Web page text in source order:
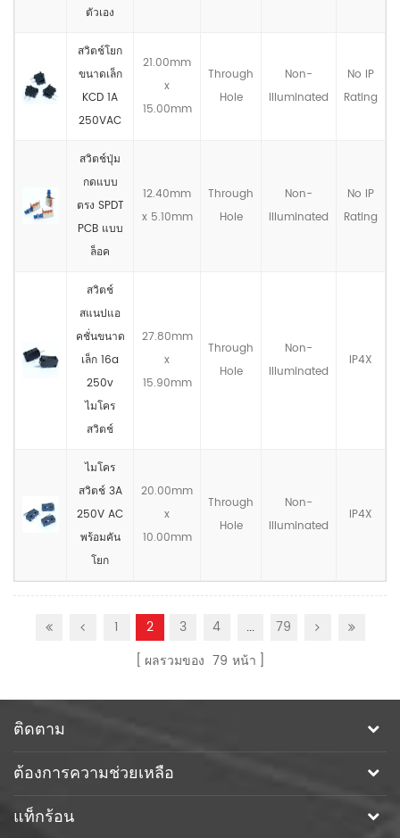
ตัวเอง
สวิตช์โยก
ขนาดเล็ก
KCD 1A
250VAC
21.00mm
x
15.00mm
Through
Hole
Non-
llluminated
No IP
Rating
สวิตช์ปุ่ม
กดแบบ
ตรง SPDT
PCB แบบ
ล็อค
12.40mm
x 5.10mm
Through
Hole
Non-
llluminated
No IP
Rating
สวิตช์
สแนปแอ
คชั่นขนาด
เล็ก 16a
250v
ไมโคร
สวิตช์
27.80mm
x
15.90mm
Through
Hole
Non-
llluminated
IP4X
ไมโคร
สวิตช์ 3A
250V AC
พร้อมคัน
โยก
20.00mm
x
10.00mm
Through
Hole
Non-
llluminated
IP4X
1 2 3 4 ...
79
ผลรวมของ 79 หน้า
ติดตาม
ต้องการความช่วยเหลือ
แท็กร้อน